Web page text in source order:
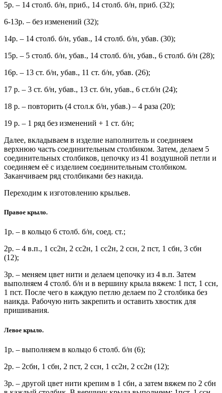
5р. – 14 столб. б/н, приб., 14 столб. б/н, приб. (32);
6-13р. – без изменений (32);
14р. – 14 столб. б/н, убав., 14 столб. б/н, убав. (30);
15р. – 5 столб. б/н, убав., 14 столб. б/н, убав., 6 столб. б/н (28);
16р. – 13 ст. б/н, убав., 11 ст. б/н, убав. (26);
17 р. – 3 ст. б/н, убав., 13 ст. б/н, убав., 6 ст.б/н (24);
18 р. – повторить (4 стол.к б/н, убав.) – 4 раза (20);
19 р. – 1 ряд без изменений + 1 ст. б/н;
Далее, вкладываем в изделие наполнитель и соединяем
верхнюю часть соединительным столбиком. Затем, делаем 5
соединительных столбиков, цепочку из 41 воздушной петли и
соединяем её с изделием соединительным столбиком.
Заканчиваем ряд столбиками без накида.
Переходим к изготовлению крыльев.
Правое крыло.
1р. – в кольцо 6 столб. б/н, соед. ст.;
2р. – 4 в.п., 1 сс2н, 2 сс2н, 1 сс2н, 2 ссн, 2 пст, 1 сбн, 3 сбн
(12);
3р. – меняем цвет нити и делаем цепочку из 4 в.п. Затем
выполняем 4 столб. б/н и в вершину крыла вяжем: 1 пст, 1 ссн,
1 пст. После чего в каждую петлю делаем по 2 столбика без
наикда. Рабочую нить закрепить и оставить хвостик для
пришивания.
Левое крыло.
1р. – выполняем в кольцо 6 столб. б/н (6);
2р. – 2сбн, 1 сбн, 2 пст, 2 ссн, 1 сс2н, 2 сс2н (12);
3р. – другой цвет нити крепим в 1 сбн, а затем вяжем по 2 сбн